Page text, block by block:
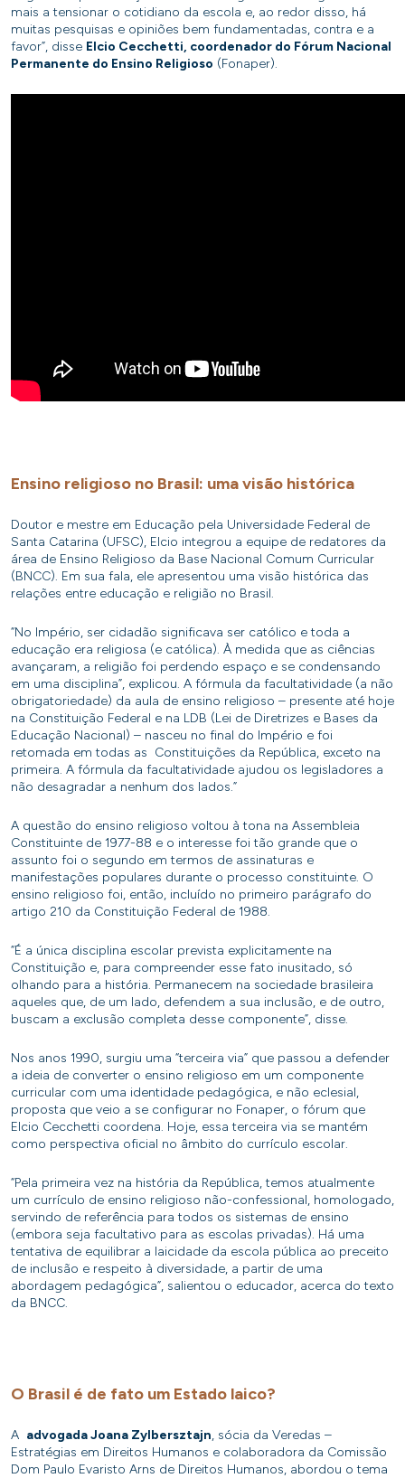
mais a tensionar o cotidiano da escola e, ao redor disso, há
muitas pesquisas e opiniões bem fundamentadas, contra e a
favor”, disse Elcio Cecchetti, coordenador do Fórum Nacional
Permanente do Ensino Religioso (Fonaper).
Ensino religioso no Brasil: uma visão histórica
Doutor e mestre em Educação pela Universidade Federal de
Santa Catarina (UFSC), Elcio integrou a equipe de redatores da
área de Ensino Religioso da Base Nacional Comum Curricular
(BNCC). Em sua fala, ele apresentou uma visão histórica das
relações entre educação e religião no Brasil.
“No Império, ser cidadão significava ser católico e toda a
educação era religiosa (e católica). À medida que as ciências
avançaram, a religião foi perdendo espaço e se condensando
em uma disciplina”, explicou. A fórmula da facultatividade (a não
obrigatoriedade) da aula de ensino religioso – presente até hoje
na Constituição Federal e na LDB (Lei de Diretrizes e Bases da
Educação Nacional) – nasceu no final do Império e foi
retomada em todas as Constituições da República, exceto na
primeira. A fórmula da facultatividade ajudou os legisladores a
não desagradar a nenhum dos lados.”
A questão do ensino religioso voltou à tona na Assembleia
Constituinte de 1977-88 e o interesse foi tão grande que o
assunto foi o segundo em termos de assinaturas e
manifestações populares durante o processo constituinte. O
ensino religioso foi, então, incluído no primeiro parágrafo do
artigo 210 da Constituição Federal de 1988.
“É a única disciplina escolar prevista explicitamente na
Constituição e, para compreender esse fato inusitado, só
olhando para a história. Permanecem na sociedade brasileira
aqueles que, de um lado, defendem a sua inclusão, e de outro,
buscam a exclusão completa desse componente”, disse.
Nos anos 1990, surgiu uma “terceira via” que passou a defender
a ideia de converter o ensino religioso em um componente
curricular com uma identidade pedagógica, e não eclesial,
proposta que veio a se configurar no Fonaper, o fórum que
Elcio Cecchetti coordena. Hoje, essa terceira via se mantém
como perspectiva oficial no âmbito do currículo escolar.
“Pela primeira vez na história da República, temos atualmente
um currículo de ensino religioso não-confessional, homologado,
servindo de referência para todos os sistemas de ensino
(embora seja facultativo para as escolas privadas). Há uma
tentativa de equilibrar a laicidade da escola pública ao preceito
de inclusão e respeito à diversidade, a partir de uma
abordagem pedagógica”, salientou o educador, acerca do texto
da BNCC.
O Brasil é de fato um Estado laico?
A advogada Joana Zylbersztajn, sócia da Veredas –
Estratégias em Direitos Humanos e colaboradora da Comissão
Dom Paulo Evaristo Arns de Direitos Humanos, abordou o tema